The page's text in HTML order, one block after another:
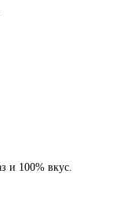
и 100% вкус.